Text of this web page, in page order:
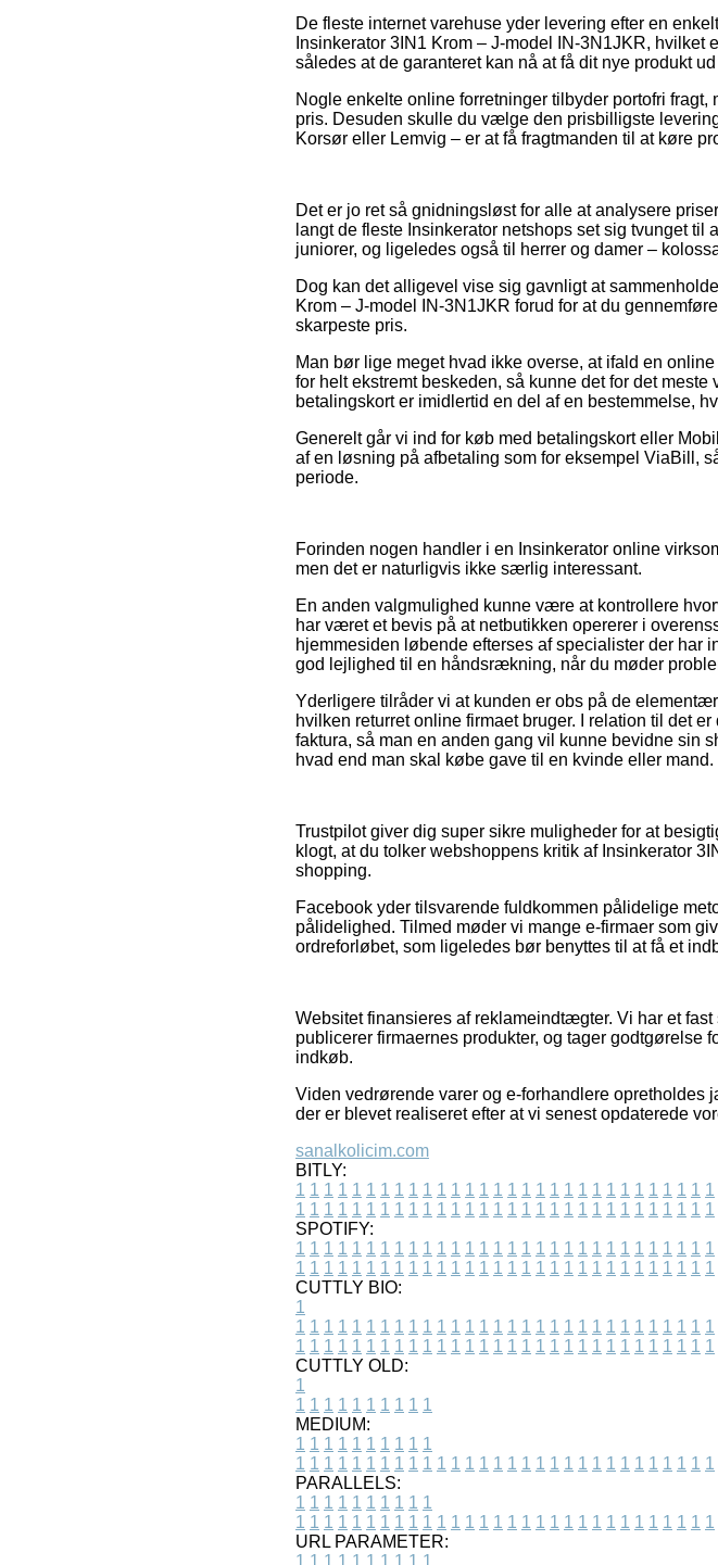
De fleste internet varehuse yder levering efter en
Insinkerator 3IN1 Krom – J-model IN-3N1JKR,
således at de garanteret kan nå at få dit nye produkt
Nogle enkelte online forretninger tilbyder portofri
pris. Desuden skulle du vælge den prisbilligste
Korsør eller Lemvig – er at få fragtmanden til at køre
Det er jo ret så gnidningsløst for alle at analysere
langt de fleste Insinkerator netshops set sig tvunget
juniorer, og ligeledes også til herrer og damer –
Dog kan det alligevel vise sig gavnligt at
Krom – J-model IN-3N1JKR forud for at du
skarpeste pris.
Man bør lige meget hvad ikke overse, at ifald en
for helt ekstremt beskeden, så kunne det for det
betalingskort er imidlertid en del af en bestemmelse,
Generelt går vi ind for køb med betalingskort eller
af en løsning på afbetaling som for eksempel ViaBill,
periode.
Forinden nogen handler i en Insinkerator online
men det er naturligvis ikke særlig interessant.
En anden valgmulighed kunne være at kontrollere
har været et bevis på at netbutikken opererer i
hjemmesiden løbende efterses af specialister der har
god lejlighed til en håndsrækning, når du møder
Yderligere tilråder vi at kunden er obs på de
hvilken returret online firmaet bruger. I relation til det
faktura, så man en anden gang vil kunne bevidne sin
hvad end man skal købe gave til en kvinde eller mand.
Trustpilot giver dig super sikre muligheder for at
klogt, at du tolker webshoppens kritik af Insinkerator
shopping.
Facebook yder tilsvarende fuldkommen pålidelige
pålidelighed. Tilmed møder vi mange e-firmaer som
ordreforløbet, som ligeledes bør benyttes til at få et
Websitet finansieres af reklameindtægter. Vi har et
publicerer firmaernes produkter, og tager godtgørelse
indkøb.
Viden vedrørende varer og e-forhandlere
der er blevet realiseret efter at vi senest opdaterede
sanalkolicim.com
BITLY:
1 1 1 1 1 1 1 1 1 1 1 1 1 1 1 1 1 1 1 1 1 1 1 1 1 1 1 1 1 1
1 1 1 1 1 1 1 1 1 1 1 1 1 1 1 1 1 1 1 1 1 1 1 1 1 1 1 1 1 1
SPOTIFY:
1 1 1 1 1 1 1 1 1 1 1 1 1 1 1 1 1 1 1 1 1 1 1 1 1 1 1 1 1 1
1 1 1 1 1 1 1 1 1 1 1 1 1 1 1 1 1 1 1 1 1 1 1 1 1 1 1 1 1 1
CUTTLY BIO:
1
1 1 1 1 1 1 1 1 1 1 1 1 1 1 1 1 1 1 1 1 1 1 1 1 1 1 1 1 1 1
1 1 1 1 1 1 1 1 1 1 1 1 1 1 1 1 1 1 1 1 1 1 1 1 1 1 1 1 1 1
CUTTLY OLD:
1
1 1 1 1 1 1 1 1 1 1
MEDIUM:
1 1 1 1 1 1 1 1 1 1
1 1 1 1 1 1 1 1 1 1 1 1 1 1 1 1 1 1 1 1 1 1 1 1 1 1 1 1 1 1
PARALLELS:
1 1 1 1 1 1 1 1 1 1
1 1 1 1 1 1 1 1 1 1 1 1 1 1 1 1 1 1 1 1 1 1 1 1 1 1 1 1 1 1
URL PARAMETER:
1 1 1 1 1 1 1 1 1 1